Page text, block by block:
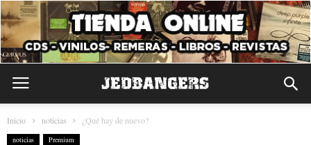
Inicio noticias ¿Qué hay de nuevo?
noticias Premium